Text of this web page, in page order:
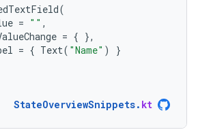
(
= "" ,
= { },
= { Text( "Name" )
}
StateOverviewSnippets. kt